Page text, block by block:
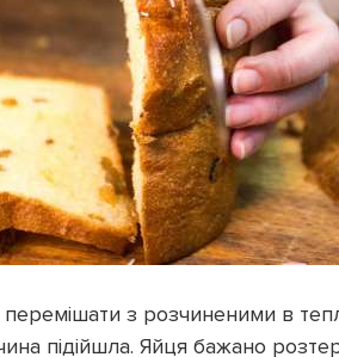
з розчиненими в
підійшла. Яйця бажано